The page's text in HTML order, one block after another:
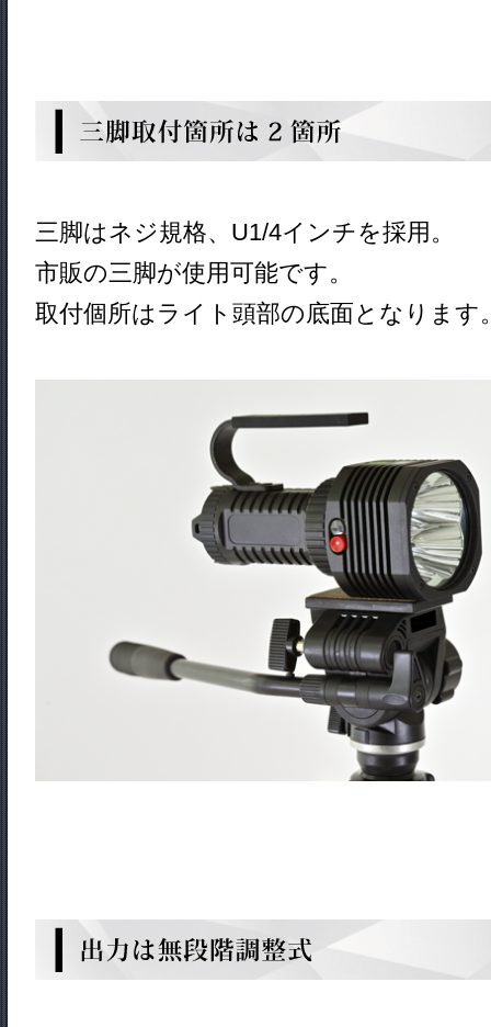
三脚はネジ規格、U1/4インチを採用。
市販の三脚が使用可能です。
取付個所はライト頭部の底面となります